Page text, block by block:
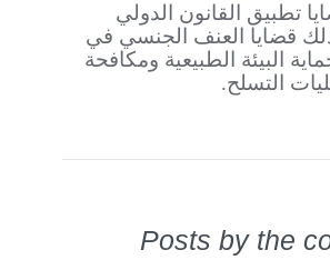
تطبيق القانون الدولي
قضايا العنف الجنسي في
البيئة الطبيعية ومكافحة
التسلح.
Posts by the